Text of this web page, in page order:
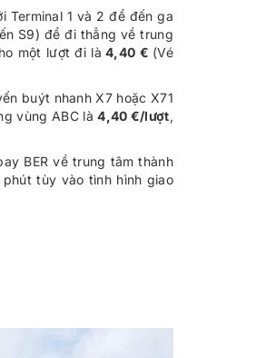
Terminal 1 và 2 để đến ga
S9) để đi thẳng về trung
một lượt đi là 4,40 € (Vé
buýt nhanh X7 hoặc X71
vùng ABC là4,40 €/lượt,
BER về trung tâm thành
tùy vào tình hình giao